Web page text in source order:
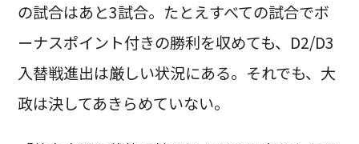
の試合はあと3試合。たとえすべての試合でボ
ーナスポイント付きの勝利を収めても、D2/D3
入替戦進出は厳しい状況にある。それでも、大
政は決してあきらめていない。